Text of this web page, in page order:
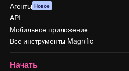
Агенты Новое
API
Мобильное приложение
Все инструменты Magnific
Начать